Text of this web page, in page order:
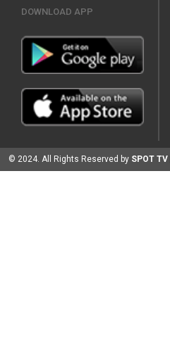
DOWNLOAD APP
© 2024. All Rights Reserved by SPOT TV